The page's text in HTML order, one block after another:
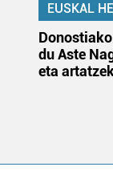
EUSKAL
du Aste
eta